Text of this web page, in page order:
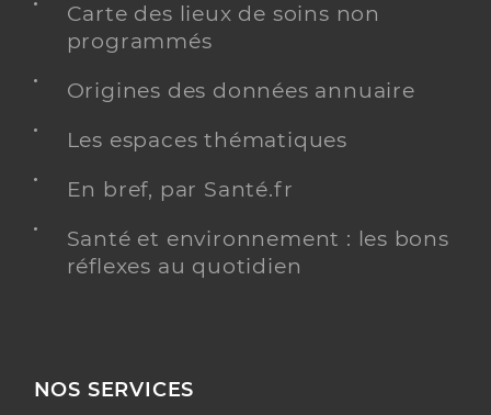
Carte des lieux de soins non
programmés
Origines des données annuaire
Les espaces thématiques
En bref, par Santé.fr
Santé et environnement : les bons
réflexes au quotidien
NOS SERVICES